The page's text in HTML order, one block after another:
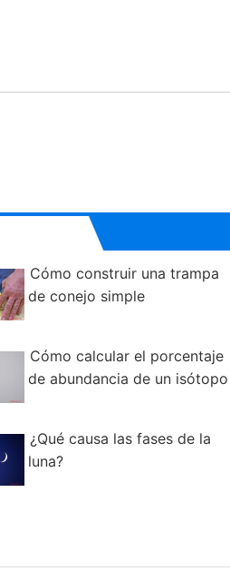
Cómo construir una trampa
de conejo simple
Cómo calcular el porcentaje
de abundancia de un isótopo
¿Qué causa las fases de la
luna?